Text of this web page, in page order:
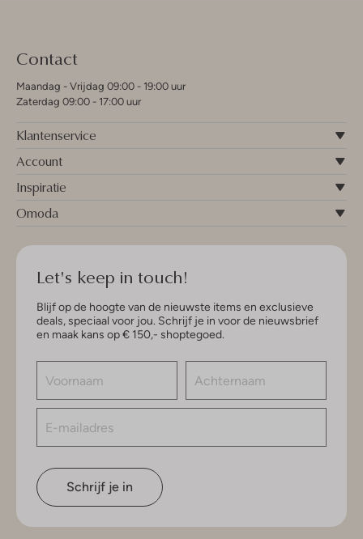
Contact
Maandag - Vrijdag 09:00 - 19:00 uur
Zaterdag 09:00 - 17:00 uur
Klantenservice
Account
Inspiratie
Omoda
Let's keep in touch!
Blijf op de hoogte van de nieuwste items en exclusieve
deals, speciaal voor jou. Schrijf je in voor de nieuwsbrief
en maak kans op € 150,- shoptegoed.
Schrijf je in